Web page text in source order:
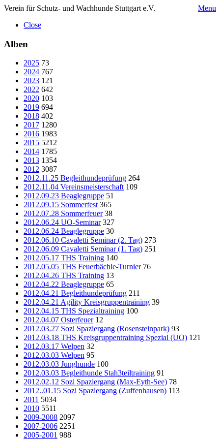
Verein für Schutz- und Wachhunde Stuttgart e.V.
Menu
Close
Alben
2025 73
2024 767
2023 121
2022 642
2020 103
2019 694
2018 402
2017 1280
2016 1983
2015 5212
2014 1785
2013 1354
2012 3087
2012.11.25 Begleithundeprüfung 264
2012.11.04 Vereinsmeisterschaft 109
2012.09.23 Beaglegruppe 51
2012.09.15 Sommerfest 365
2012.07.28 Sommerfeuer 38
2012.06.24 UO-Seminar 327
2012.06.24 Beaglegruppe 30
2012.06.10 Cavaletti Seminar (2. Tag) 273
2012.06.09 Cavaletti Seminar (1. Tag) 251
2012.05.17 THS Training 140
2012.05.05 THS Feuerbächle-Turnier 76
2012.04.26 THS Training 13
2012.04.22 Beaglegruppe 65
2012.04.21 Begleithundeprüfung 211
2012.04.21 Agility Kreisgruppentraining 39
2012.04.15 THS Spezialtraining 100
2012.04.07 Osterfeuer 12
2012.03.27 Sozi Spaziergang (Rosensteinpark) 93
2012.03.18 THS Kreisgruppentraining Spezial (UO) 121
2012.03.17 Welpen 32
2012.03.03 Welpen 95
2012.03.03 Junghunde 100
2012.03.03 Begleithunde Stah3teiltraining 91
2012.02.12 Sozi Spaziergang (Max-Eyth-See) 78
2012..01.15 Sozi Spaziergang (Zuffenhausen) 113
2011 5034
2010 5511
2009-2008 2097
2007-2006 2251
2005-2001 988